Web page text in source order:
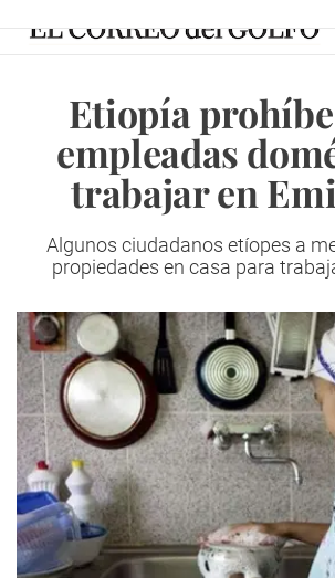
Etiopía
empleadas
trabajar en
Algunos ciudadanos etíopes a
propiedades en casa para